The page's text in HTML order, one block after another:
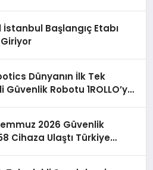
Başlangıç Etabı
Dünyanın İlk Tek
Güvenlik Robotu 1ROLLO’yu
2026 Güvenlik
Cihaza Ulaştı Türkiye